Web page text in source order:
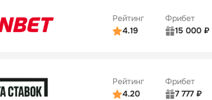
5/5Рейтинг
4.19
Фрибет
15 000 ₽
4/5Рейтинг
4.20
Фрибет
7 777 ₽